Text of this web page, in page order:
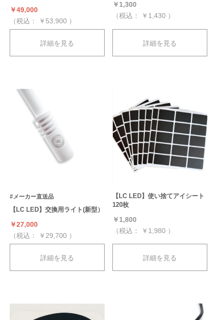
￥49,000
（税込：
￥53,900 ）
詳細を見る
￥1,300
（税込：
￥1,430 ）
詳細を見る
#メーカー直送品
【LC LED】交換用ライト(新型）
￥27,000
（税込：
￥29,700 ）
詳細を見る
【LC LED】使い捨てアイシート
120枚
￥1,800
（税込：
￥1,980 ）
詳細を見る